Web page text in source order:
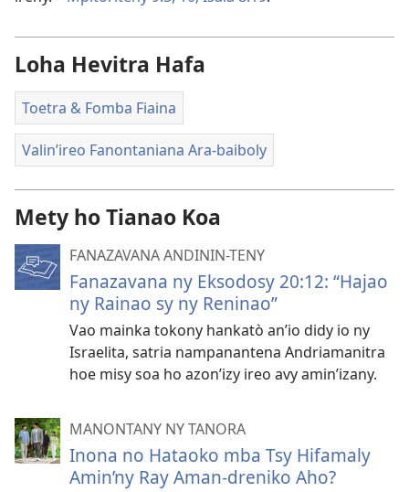
Loha Hevitra Hafa
Toetra & Fomba Fiaina
Valin’ireo Fanontaniana Ara-baiboly
Mety ho Tianao Koa
FANAZAVANA ANDININ-TENY
Fanazavana ny Eksodosy 20:12: “Hajao
ny Rainao sy ny Reninao”
Vao mainka tokony hankatò an’io didy io ny
Israelita, satria nampanantena Andriamanitra
hoe misy soa ho azon’izy ireo avy amin’izany.
MANONTANY NY TANORA
Inona no Hataoko mba Tsy Hifamaly
Amin’ny Ray Aman-dreniko Aho?